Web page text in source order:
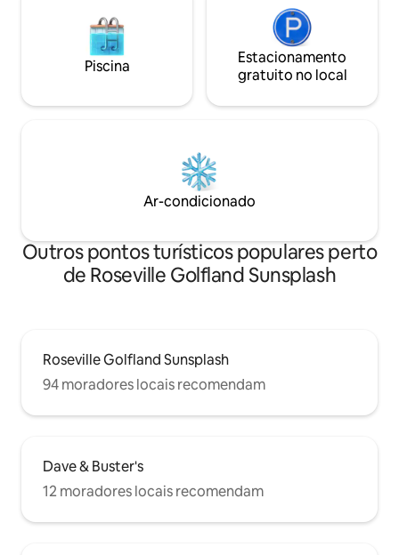
Piscina
Estacionamento
gratuito no local
Ar-condicionado
Outros pontos turísticos populares perto
de Roseville Golfland Sunsplash
Roseville Golfland Sunsplash
94 moradores locais recomendam
Dave & Buster's
12 moradores locais recomendam